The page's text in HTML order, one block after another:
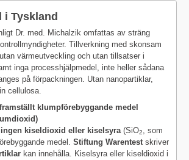
i Tyskland
Dr. med. Michalzik omfattas av sträng
Tillverkning med skonsam
värmeutveckling och utan tillsatser i
inga processhjälpmedel, inte heller sådana
på förpackningen. Utan nanopartiklar,
cellulosa.
klumpförebyggande medel
ingen kiseldioxid eller kiselsyra(SiO2, som
medel. Stiftung Warentestskriver
kan innehålla. Kiselsyra eller kiseldioxid i